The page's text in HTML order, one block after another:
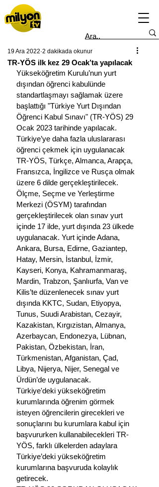
TR-YÖS ilk kez 29 Ocak’ta yapılacak
19 Ara 2022 2 dakikada okunur
Yükseköğretim Kurulu’nun yurt
dışından öğrenci kabulünde
standartlaşmayı sağlamak üzere
başlattığı "Türkiye Yurt Dışından
Öğrenci Kabul Sınavı" (TR-YÖS) 29
Ocak 2023 tarihinde yapılacak.
Türkiye’ye daha fazla uluslararası
öğrenci çekmek için uygulanacak
TR-YÖS, Türkçe, Almanca, Arapça,
Fransızca, İngilizce ve Rusça olmak
üzere 6 dilde gerçekleştirilecek.
Ölçme, Seçme ve Yerleştirme
Merkezi (ÖSYM) tarafından
gerçekleştirilecek olan sınav yurt
içinde 17 ilde, yurt dışında 23 ülkede
uygulanacak. Yurt içinde Adana,
Ankara, Bursa, Edirne, Gaziantep,
Hatay, Mersin, İstanbul, İzmir,
Kayseri, Konya, Kahramanmaraş,
Mardin, Trabzon, Şanlıurfa, Van ve
Kilis’te düzenlenecek sınav yurt
dışında KKTC, Sudan, Etiyopya,
Tunus, Suudi Arabistan, Cezayir,
Kazakistan, Kırgızistan, Almanya,
Azerbaycan, Endonezya, Lübnan,
Pakistan, Özbekistan, İran,
Türkmenistan, Afganistan, Çad,
Libya, Nijerya, Nijer, Senegal ve
Ürdün’de uygulanacak.
Türkiye'deki yükseköğretim
kurumlarında öğrenim görmek
isteyen öğrencilerin girecekleri ve
sonuçlarını bu kurumlara kabul için
başvururken kullanabilecekleri TR-
YÖS, farklı ülkelerden adaylara
Türkiye’deki yükseköğretim
kurumlarına başvuruda kolaylık
getirecek.